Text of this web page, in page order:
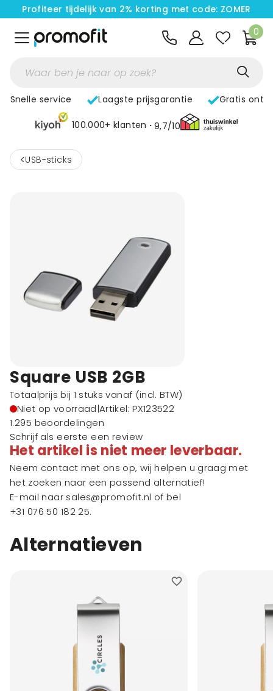
Profiteer tijdelijk van 2% korting met code: ZOMER
0
Snelle service Laagste prijsgarantie Gratis
100.000+ klanten 9,7/10
< USB-sticks
Square USB 2GB
Totaalprijs bij 1 stuks vanaf (incl. BTW)
Niet op voorraad|Artikel: PX123522
1.295 beoordelingen
Schrijf als eerste een review
Het artikel is niet meer leverbaar.
Neem contact met ons op, wij helpen u graag met
het zoeken naar een passend alternatief!
E-mail naar sales@promofit.nl of bel
+31 076 50 182 25.
Alternatieven